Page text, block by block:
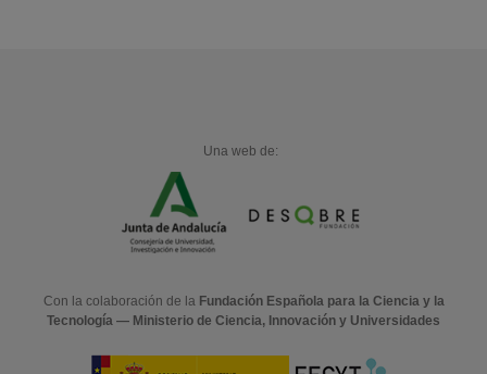
Una web de:
Con la colaboración de la Fundación Española para la Ciencia y la
Tecnología — Ministerio de Ciencia, Innovación y Universidades